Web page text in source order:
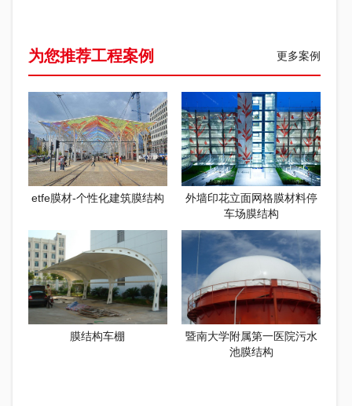
更多案例
为您推荐工程案例
etfe膜材-个性化建筑膜结构
外墙印花立面网格膜材料停
车场膜结构
膜结构车棚
暨南大学附属第一医院污水
池膜结构